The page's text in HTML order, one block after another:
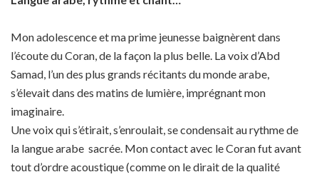
Mon adolescence et ma prime jeunesse baignèrent dans
l’écoute du Coran, de la façon la plus belle. La voix d’Abd
Samad, l’un des plus grands récitants du monde arabe,
s’élevait dans des matins de lumière, imprégnant mon
imaginaire.
Une voix qui s’étirait, s’enroulait, se condensait au rythme de
la langue arabe sacrée. Mon contact avec le Coran fut avant
tout d’ordre acoustique (comme on le dirait de la qualité